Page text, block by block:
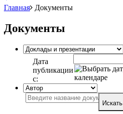
Главная Документы
Документы
Дата
публикации
с:
Искать